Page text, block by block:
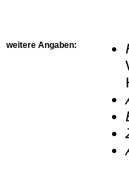
weitere Angaben: